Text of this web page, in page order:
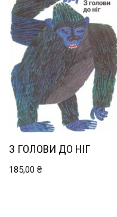
З ГОЛОВИ ДО НІГ
185,00 ₴